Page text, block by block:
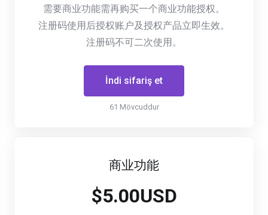
需要商业功能需再购买一个商业功能授权。
注册码使用后授权账户及授权产品立即生效。
注册码不可二次使用。
İndi sifariş et
61 Mövcuddur
商业功能
$5.00USD